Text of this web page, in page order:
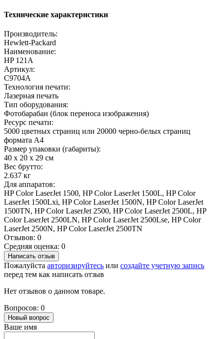
Технические характеристики
Производитель:
Hewlett-Packard
Наименование:
HP 121A
Артикул:
C9704A
Технология печати:
Лазерная печать
Тип оборудования:
Фотобарабан (блок переноса изображения)
Ресурс печати:
5000 цветных страниц или 20000 черно-белых страниц
формата A4
Размер упаковки (габариты):
40 x 20 x 29 cм
Вес брутто:
2.637 кг
Для аппаратов:
HP Color LaserJet 1500, HP Color LaserJet 1500L, HP Color
LaserJet 1500Lxi, HP Color LaserJet 1500N, HP Color LaserJet
1500TN, HP Color LaserJet 2500, HP Color LaserJet 2500L, HP
Color LaserJet 2500LN, HP Color LaserJet 2500Lse, HP Color
LaserJet 2500N, HP Color LaserJet 2500TN
Отзывов: 0
Средняя оценка: 0
Написать отзыв
Пожалуйста авторизируйтесь или создайте учетную запись
перед тем как написать отзыв
Нет отзывов о данном товаре.
Вопросов: 0
Новый вопрос
Ваше имя